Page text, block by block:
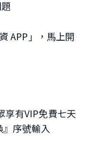
APP」，馬上開
享有VIP免費七天
序號輸入